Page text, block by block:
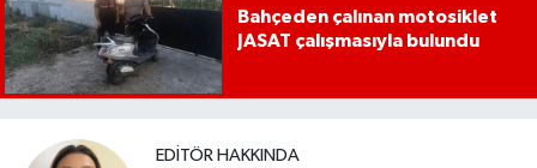
Bahçeden çalınan motosiklet
JASAT çalışmasıyla bulundu
EDITÖR HAKKINDA